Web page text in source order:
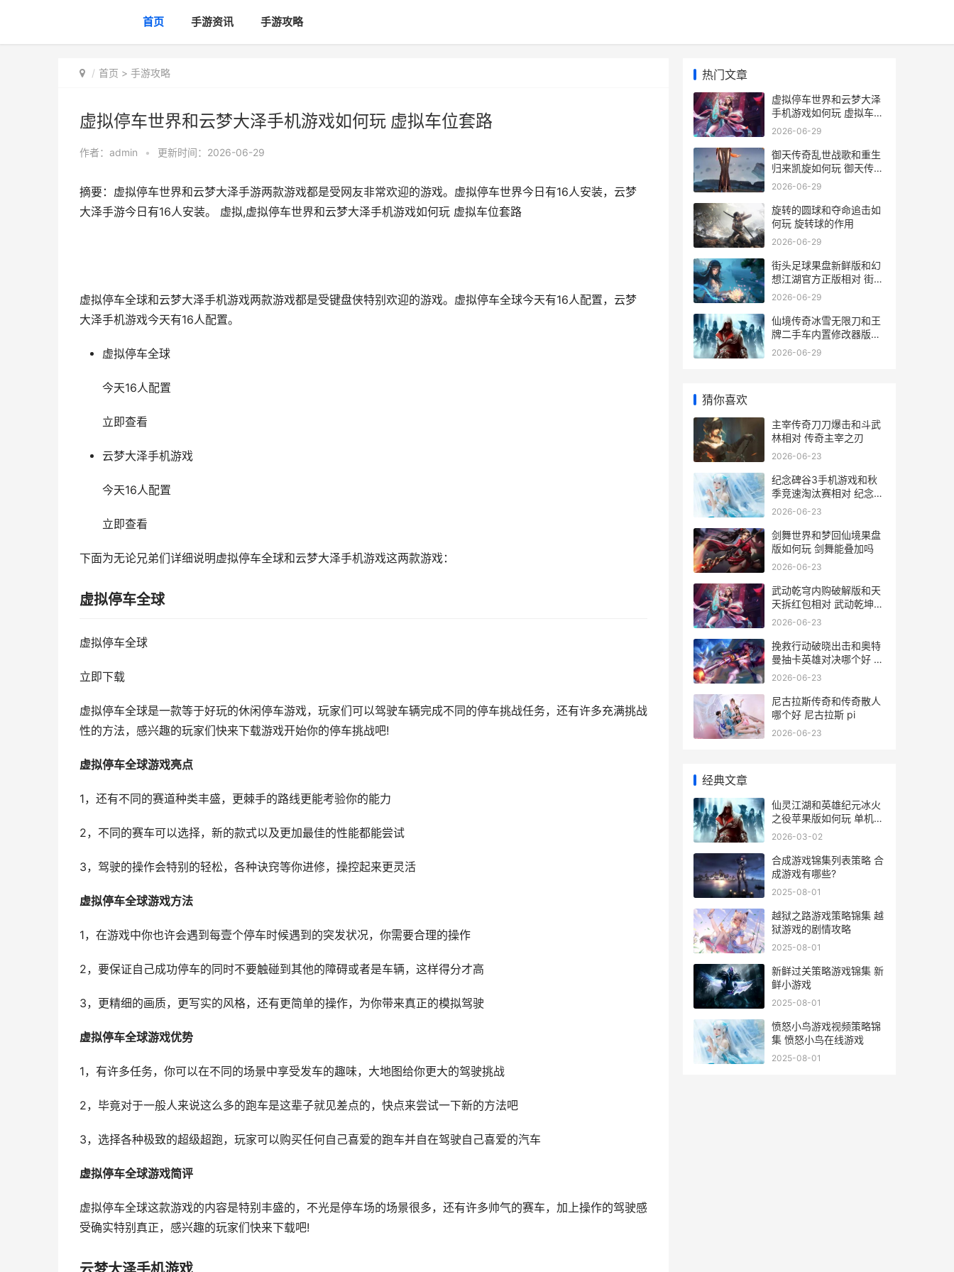
首页 手游资讯 手游攻略
首页 > 手游攻略
虚拟停车世界和云梦大泽手机游戏如何玩 虚拟车位套路
作者： admin • 更新时间：2026-06-29
摘要：虚拟停车世界和云梦大泽手游两款游戏都是受网友非常欢迎的游戏。虚拟停车世界今日有16人安装，云梦
大泽手游今日有16人安装。 虚拟,虚拟停车世界和云梦大泽手机游戏如何玩 虚拟车位套路
虚拟停车全球和云梦大泽手机游戏两款游戏都是受键盘侠特别欢迎的游戏。虚拟停车全球今天有16人配置，云梦
大泽手机游戏今天有16人配置。
虚拟停车全球
今天16人配置
立即查看
云梦大泽手机游戏
今天16人配置
立即查看
下面为无论兄弟们详细说明虚拟停车全球和云梦大泽手机游戏这两款游戏：
虚拟停车全球
虚拟停车全球
立即下载
虚拟停车全球是一款等于好玩的休闲停车游戏，玩家们可以驾驶车辆完成不同的停车挑战任务，还有许多充满挑战
性的方法，感兴趣的玩家们快来下载游戏开始你的停车挑战吧!
虚拟停车全球游戏亮点
1，还有不同的赛道种类丰盛，更棘手的路线更能考验你的能力
2，不同的赛车可以选择，新的款式以及更加最佳的性能都能尝试
3，驾驶的操作会特别的轻松，各种诀窍等你进修，操控起来更灵活
虚拟停车全球游戏方法
1，在游戏中你也许会遇到每壹个停车时候遇到的突发状况，你需要合理的操作
2，要保证自己成功停车的同时不要触碰到其他的障碍或者是车辆，这样得分才高
3，更精细的画质，更写实的风格，还有更简单的操作，为你带来真正的模拟驾驶
虚拟停车全球游戏优势
1，有许多任务，你可以在不同的场景中享受发车的趣味，大地图给你更大的驾驶挑战
2，毕竟对于一般人来说这么多的跑车是这辈子就见差点的，快点来尝试一下新的方法吧
3，选择各种极致的超级超跑，玩家可以购买任何自己喜爱的跑车并自在驾驶自己喜爱的汽车
虚拟停车全球游戏简评
虚拟停车全球这款游戏的内容是特别丰盛的，不光是停车场的场景很多，还有许多帅气的赛车，加上操作的驾驶感
受确实特别真正，感兴趣的玩家们快来下载吧!
热门文章
虚拟停车世界和云梦大泽
手机游戏如何玩 虚拟车位
套路
2026-06-29
御天传奇乱世战歌和重生
归来凯旋如何玩 御天传奇
攻略
2026-06-29
旋转的圆球和夺命追击如
何玩 旋转球的作用
2026-06-29
街头足球果盘新鲜版和幻
想江湖官方正版相对 街头
足球百科
2026-06-29
仙境传奇冰雪无限刀和王
牌二手车内置修改器版哪
个好玩 仙境传奇冰雪无限
2026-06-29
猜你喜欢
主宰传奇刀刀爆击和斗武
林相对 传奇主宰之刃
2026-06-23
纪念碑谷3手机游戏和秋
季竞速淘汰赛相对 纪念碑
谷手机版和电脑版一样吗
2026-06-23
剑舞世界和梦回仙境果盘
版如何玩 剑舞能叠加吗
2026-06-23
武动乾穹内购破解版和天
天拆红包相对 武动乾坤软
件最新更新
2026-06-23
挽救行动破晓出击和奥特
曼抽卡英雄对决哪个好 挽
救行动进不去怎么办
2026-06-23
尼古拉斯传奇和传奇散人
哪个好 尼古拉斯 pi
2026-06-23
经典文章
仙灵江湖和英雄纪元冰火
之役苹果版如何玩 单机江
湖仙灵榜
2026-03-02
合成游戏锦集列表策略 合
成游戏有哪些?
2025-08-01
越狱之路游戏策略锦集 越
狱游戏的剧情攻略
2025-08-01
新鲜过关策略游戏锦集 新
鲜小游戏
2025-08-01
愤怒小鸟游戏视频策略锦
集 愤怒小鸟在线游戏
2025-08-01